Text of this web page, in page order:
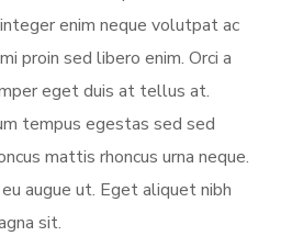
enim neque volutpat ac
proin sed libero enim. Orci a
eget duis at tellus at.
tempus egestas sed sed
mattis rhoncus urna neque.
augue ut. Eget aliquet nibh
sit.